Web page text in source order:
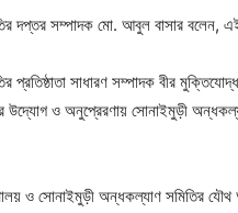
দপ্তর সম্পাদক মো. আবুল বাসার বলেন, এই
প্রতিষ্ঠাতা সাধারণ সম্পাদক বীর
উদ্যোগ ও অনুপ্রেরণায় সোনাইমুড়ী
ও সোনাইমুড়ী অন্ধকল্যাণ সমিতির যৌথ